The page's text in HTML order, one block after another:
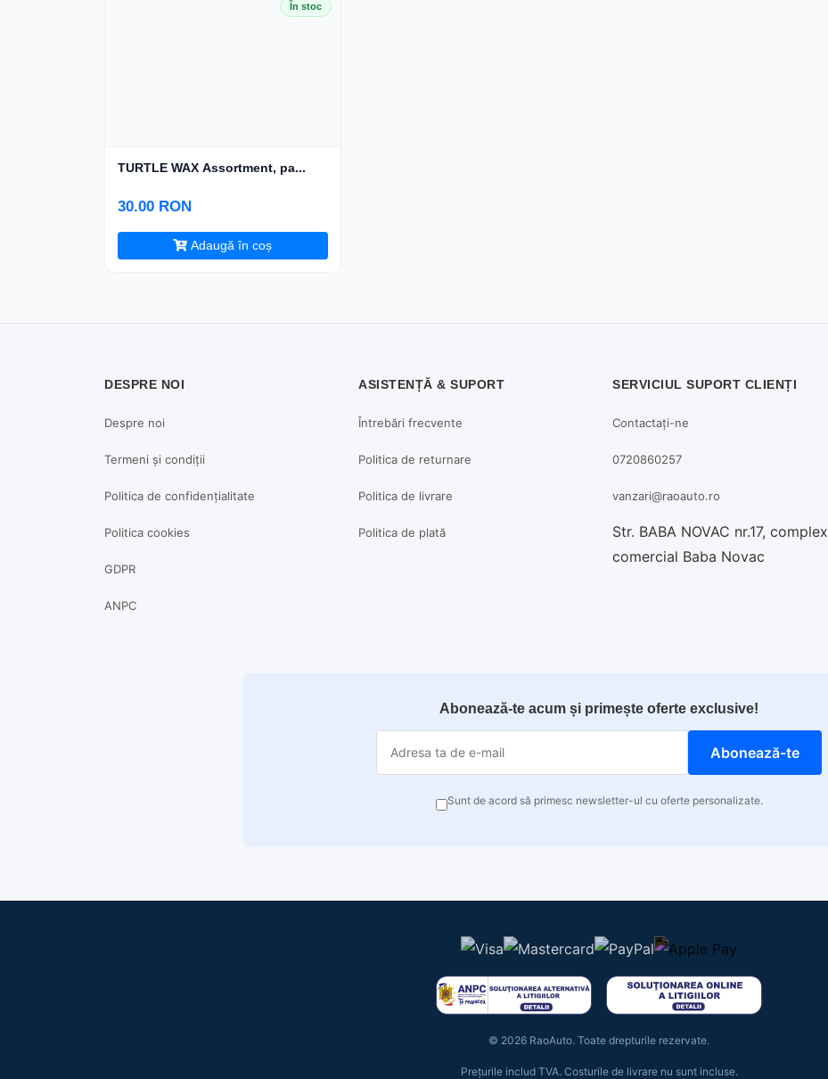
În stoc
TURTLE WAX Assortment, pa...
30.00 RON
Adaugă în coș
DESPRE NOI
Despre noi
Termeni și condiții
Politica de confidențialitate
Politica cookies
GDPR
ANPC
ASISTENȚĂ & SUPORT
Întrebări frecvente
Politica de returnare
Politica de livrare
Politica de plată
SERVICIUL SUPORT CLIENȚI
Contactați-ne
0720860257
vanzari@raoauto.ro
Str. BABA NOVAC nr.17, complex
comercial Baba Novac
Abonează-te acum și primește oferte exclusive!
Abonează-te
Sunt de acord să primesc newsletter-ul cu oferte personalizate.
© 2026 RaoAuto. Toate drepturile rezervate.
Prețurile includ TVA. Costurile de livrare nu sunt incluse.